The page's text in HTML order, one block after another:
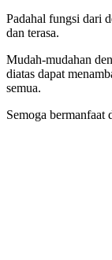
Padahal fungsi dari
dan terasa.
Mudah-mudahan
diatas dapat
semua.
Semoga bermanfaat